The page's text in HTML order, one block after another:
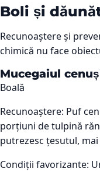
Boli și
Recunoaștere și
chimică nu face
Mucegaiul
Boală
Recunoaștere: Puf
porțiuni de tulpină
putrezesc țesutul,
Condiții favorizante: